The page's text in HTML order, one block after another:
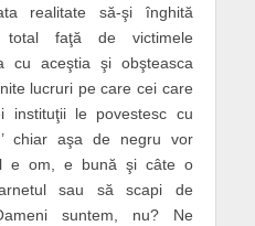
realitate să-şi înghită
total faţă de victimele
cu aceştia şi obşteasca
lucruri pe care cei care
instituţii le povestesc cu
chiar aşa de negru vor
e om, e bună şi câte o
sau să scapi de
suntem, nu? Ne